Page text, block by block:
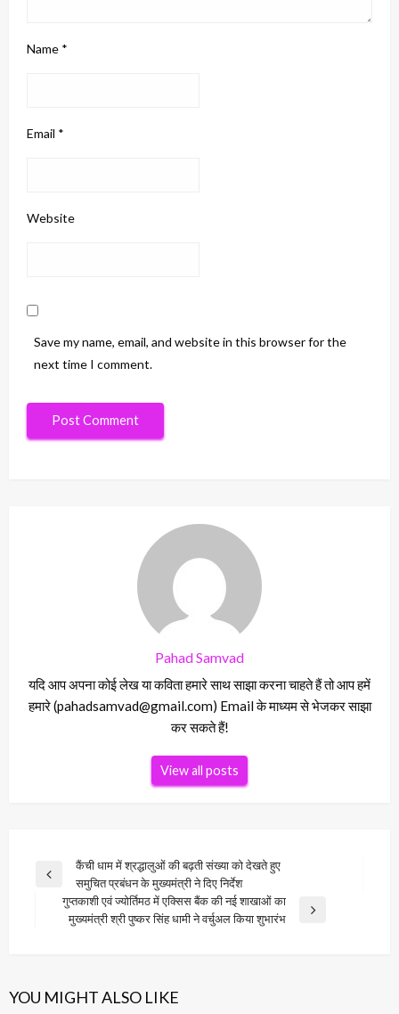
Name *
Email *
Website
Save my name, email, and website in this browser for the
next time I comment.
Pahad Samvad
यदि आप अपना कोई लेख या कविता हमारे साथ साझा करना चाहते हैं तो आप हमें
हमारे (pahadsamvad@gmail.com) Email के माध्यम से भेजकर साझा
कर सकते हैं!
View all posts
Post
navigation
Previous
कैंची धाम में श्रद्धालुओं की बढ़ती संख्या को देखते हुए
समुचित प्रबंधन के मुख्यमंत्री ने दिए निर्देश
Next
गुप्तकाशी एवं ज्योर्तिमठ में एक्सिस बैंक की नई शाखाओं का
मुख्यमंत्री श्री पुष्कर सिंह धामी ने वर्चुअल किया शुभारंभ
YOU MIGHT ALSO LIKE